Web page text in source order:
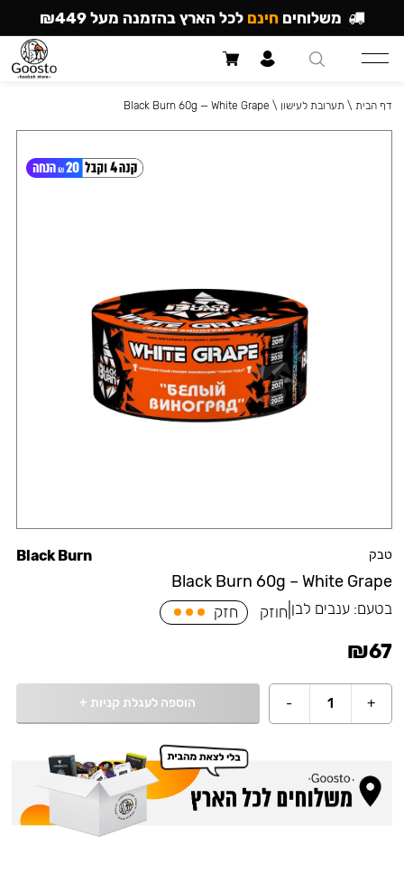
טבק
Black Burn 60g – White Grape
Black Burn
בטעם:ענבים לבן חוזק חזק
₪67
+
1
- הוספה לעגלת קניות +
דף הבית \ תערובת לעישון \
Black Burn 60g — White Grape
משלוחים חינם לכל הארץ בהזמנה מעל ₪449